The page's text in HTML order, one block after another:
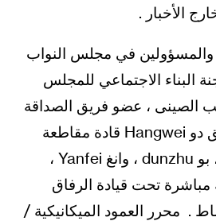
الأخبار .
في مجلس النواب
البناء الاجتماعي للمجلس
الصينى ، عضو فريق الصداقة
بين الصين وموزامبيق دو Hangwei قادة مقاطعة
سيتشوان تشن وى ، بو dunzhu ، وانغ Yanfei ،
مباشرة تحت قيادة الرفاق
. محرر العمود الميكانيكية /